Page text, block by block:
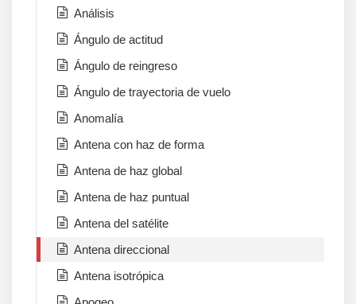
Análisis
Ángulo de actitud
Ángulo de reingreso
Ángulo de trayectoria de vuelo
Anomalía
Antena con haz de forma
Antena de haz global
Antena de haz puntual
Antena del satélite
Antena direccional
Antena isotrópica